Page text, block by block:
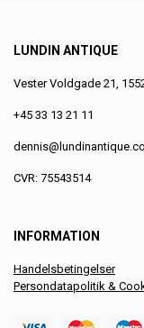
LUNDIN ANTIQUE
Vester Voldgade 21,
+45 33 13 21 11
CVR: 75543514
INFORMATION
Handelsbetingelser
Persondatapolitik &